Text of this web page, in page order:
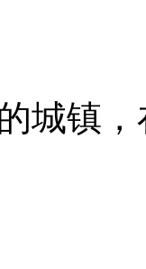
城镇，